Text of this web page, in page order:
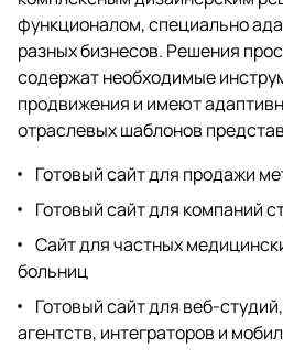
функционалом, специально
разных бизнесов. Решения
содержат необходимые
продвижения и имеют
отраслевых шаблонов
Готовый сайт для продажи
Готовый сайт для компаний
Сайт для частных
больниц
Готовый сайт для веб-
агентств, интеграторов и